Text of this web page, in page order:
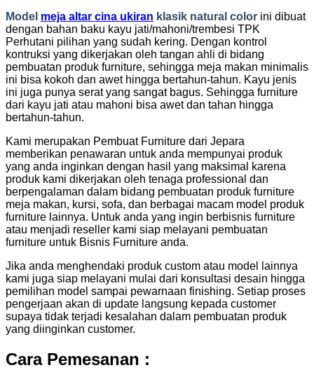
Model meja altar cina ukiran klasik natural color ini dibuat
dengan bahan baku kayu jati/mahoni/trembesi TPK
Perhutani pilihan yang sudah kering. Dengan kontrol
kontruksi yang dikerjakan oleh tangan ahli di bidang
pembuatan produk furniture, sehingga meja makan minimalis
ini bisa kokoh dan awet hingga bertahun-tahun. Kayu jenis
ini juga punya serat yang sangat bagus. Sehingga furniture
dari kayu jati atau mahoni bisa awet dan tahan hingga
bertahun-tahun.
Kami merupakan Pembuat Furniture dari Jepara
memberikan penawaran untuk anda mempunyai produk
yang anda inginkan dengan hasil yang maksimal karena
produk kami dikerjakan oleh tenaga professional dan
berpengalaman dalam bidang pembuatan produk furniture
meja makan, kursi, sofa, dan berbagai macam model produk
furniture lainnya. Untuk anda yang ingin berbisnis furniture
atau menjadi reseller kami siap melayani pembuatan
furniture untuk Bisnis Furniture anda.
Jika anda menghendaki produk custom atau model lainnya
kami juga siap melayani mulai dari konsultasi desain hingga
pemilihan model sampai pewarnaan finishing. Setiap proses
pengerjaan akan di update langsung kepada customer
supaya tidak terjadi kesalahan dalam pembuatan produk
yang diinginkan customer.
Cara Pemesanan :